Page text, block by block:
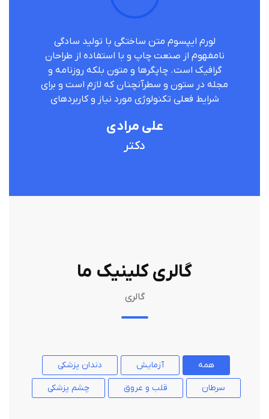
لورم ایپسوم متن ساختگی با تولید سادگی
نامفهوم از صنعت چاپ و با استفاده از طراحان
گرافیک است. چاپگرها و متون بلکه روزنامه و
مجله در ستون و سطرآنچنان که لازم است و برای
شرایط فعلی تکنولوژی مورد نیاز و کاربردهای
علی مرادی
دکتر
گالری کلینیک ما
گالری
همه آزمایش
دندان پزشکی
سرطان
قلب و عروق چشم پزشکی